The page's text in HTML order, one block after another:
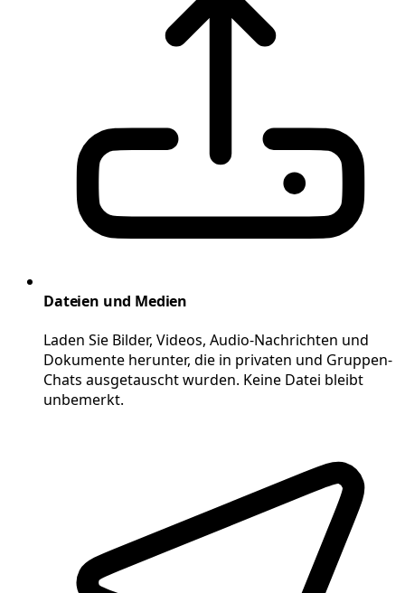
Dateien und Medien
Laden Sie Bilder, Videos, Audio-Nachrichten und
Dokumente herunter, die in privaten und Gruppen-
Chats ausgetauscht wurden. Keine Datei bleibt
unbemerkt.